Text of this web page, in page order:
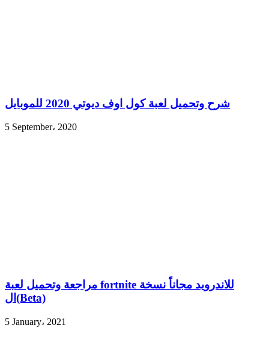
شرح وتحميل لعبة كول اوف ديوتي 2020 للموبايل
5 September، 2020
مراجعة وتحميل لعبة fortnite للاندرويد مجاناً نسخة
ال(Beta)
5 January، 2021